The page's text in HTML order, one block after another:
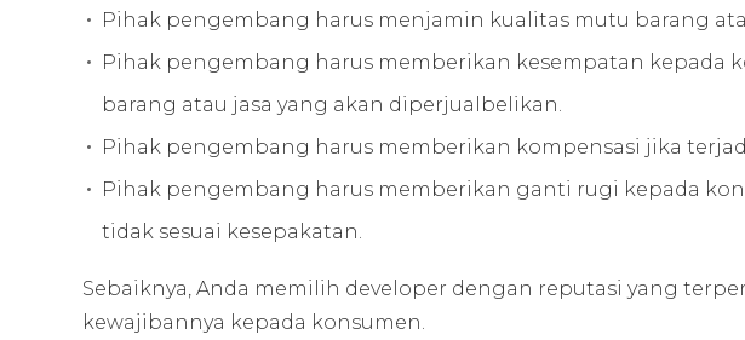
Pihak pengembang harus menjamin kualitas mutu barang
Pihak pengembang harus memberikan kesempatan kepada
barang atau jasa yang akan diperjualbelikan.
Pihak pengembang harus memberikan kompensasi jika
Pihak pengembang harus memberikan ganti rugi kepada
tidak sesuai kesepakatan.
Sebaiknya, Anda memilih developer dengan reputasi yang
kewajibannya kepada konsumen.